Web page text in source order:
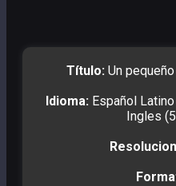
Título: Un
Idioma: Español
Ingles